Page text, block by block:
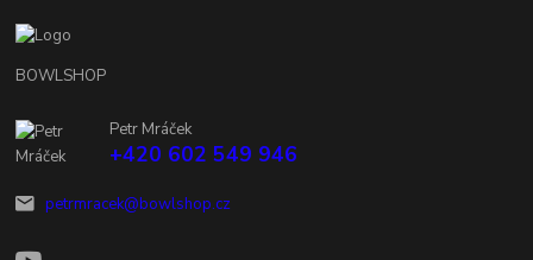
BOWLSHOP
Petr Mráček
+420 602 549 946
petrmracek@bowlshop.cz